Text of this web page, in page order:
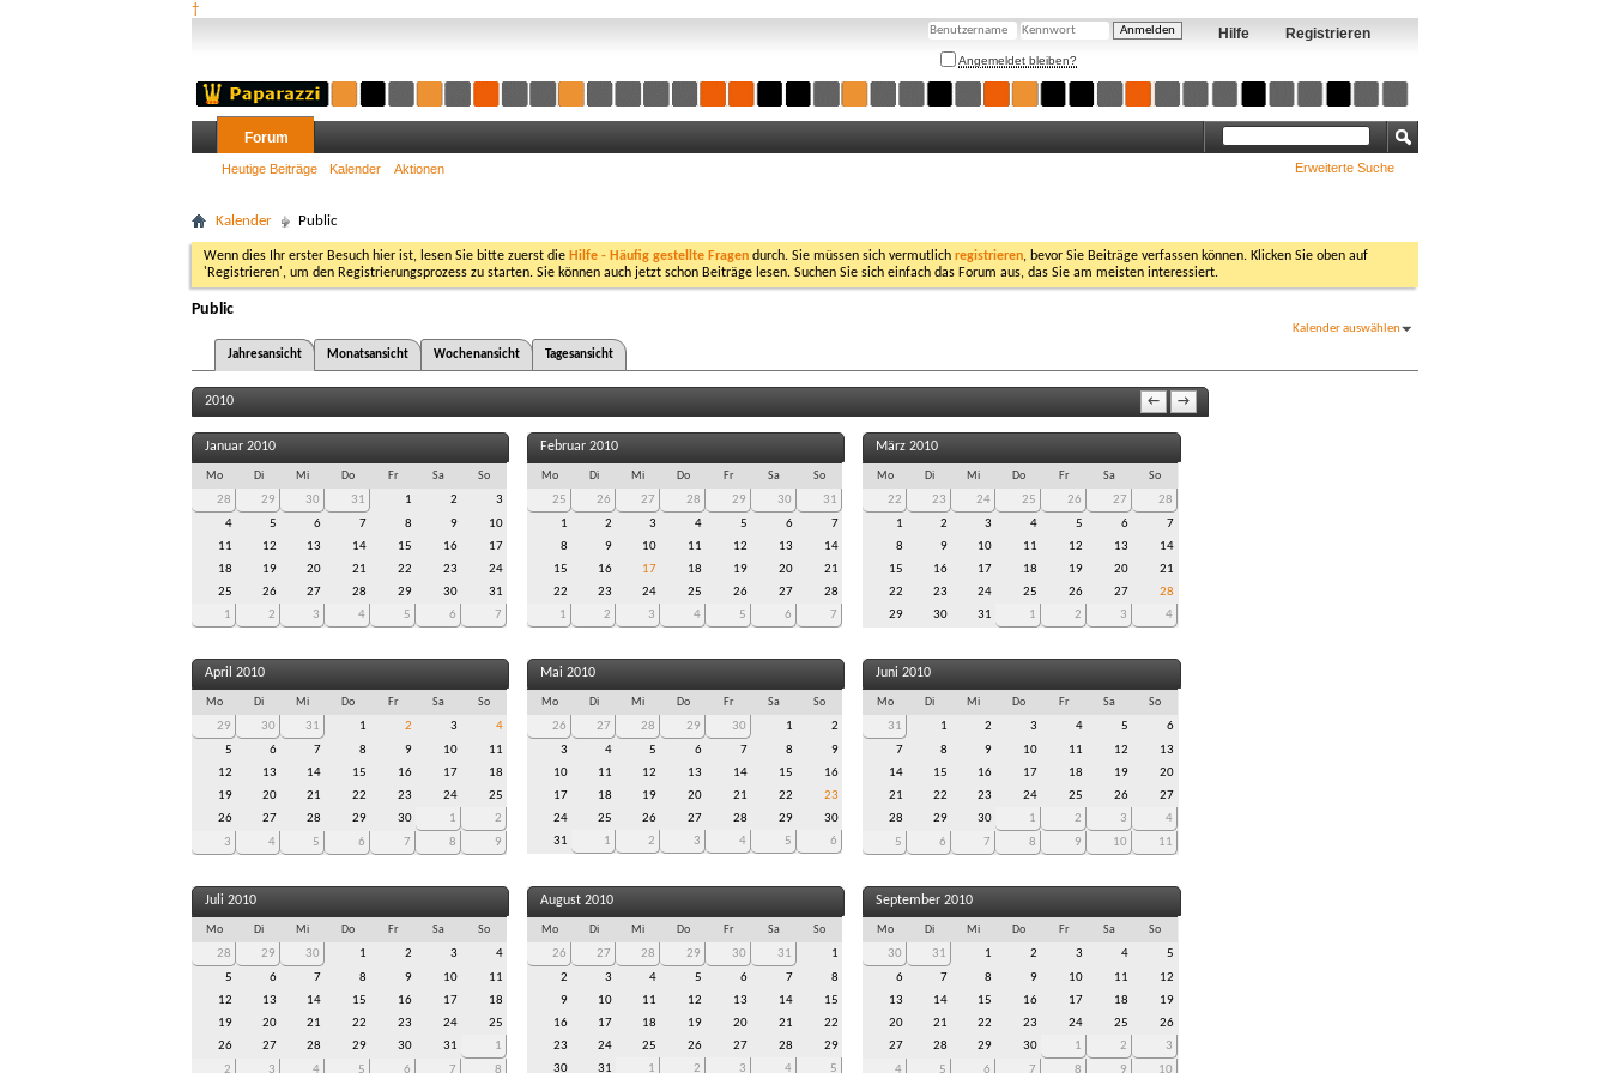
†
Registrieren
Hilfe
Angemeldet bleiben?
Forum
Heutige Beiträge Kalender Aktionen Erweiterte Suche
Kalender Public
Wenn dies Ihr erster Besuch hier ist, lesen Sie bitte zuerst die Hilfe - Häufig gestellte Fragen durch. Sie müssen sich vermutlich registrieren, bevor Sie Beiträge verfassen können. Klicken Sie oben auf
'Registrieren', um den Registrierungsprozess zu starten. Sie können auch jetzt schon Beiträge lesen. Suchen Sie sich einfach das Forum aus, das Sie am meisten interessiert.
Public
Kalender auswählen
Jahresansicht
Monatsansicht Wochenansicht Tagesansicht
← →
2010
Januar 2010
Mo Di Mi Do Fr Sa So
28 29 30 31 1 2
3
4
5 6 7 8 9
10
11
12 13 14 15 16
17
18
19 20 21 22 23
24
25
26 27 28 29 30
31
1
2 3 4 5 6 7
Februar 2010
Mo Di Mi Do Fr Sa So
25 26 27 28 29 30
31
1
2 3 4 5 6
7
8
9 10 11 12 13
14
15
16 17 18 19 20
21
22
23 24 25 26 27
28
1
2 3 4 5 6 7
März 2010
Mo Di Mi Do Fr Sa So
22 23 24 25 26 27
28
1
2 3 4 5 6
7
8
9 10 11 12 13
14
15
16 17 18 19 20
21
22
23 24 25 26 27
28
29
30 31 1 2 3 4
April 2010
Mo Di Mi Do Fr Sa So
29 30 31 1 2 3
4
5
6 7 8 9 10
11
12
13 14 15 16 17
18
19
20 21 22 23 24
25
26
27 28 29 30 1
2
3
4 5 6 7 8 9
Mai 2010
Mo Di Mi Do Fr Sa So
26 27 28 29 30 1
2
3
4 5 6 7 8
9
10
11 12 13 14 15
16
17
18 19 20 21 22
23
24
25 26 27 28 29
30
31
1 2 3 4 5 6
Juni 2010
Mo Di Mi Do Fr Sa So
31 1 2 3 4 5
6
7
8 9 10 11 12
13
14
15 16 17 18 19
20
21
22 23 24 25 26
27
28
29 30 1 2 3
4
5
6 7 8 9 10 11
Juli 2010
Mo Di Mi Do Fr Sa So
28 29 30 1 2 3
4
5
6 7 8 9 10
11
12
13 14 15 16 17
18
19
20 21 22 23 24
25
26
27 28 29 30 31
1
2
3 4 5 6 7 8
August 2010
Mo Di Mi Do Fr Sa So
26 27 28 29 30 31
1
2
3 4 5 6 7
8
9
10 11 12 13 14
15
16
17 18 19 20 21
22
23
24 25 26 27 28
29
30
31 1 2 3 4 5
September 2010
Mo Di Mi Do Fr Sa So
30 31 1 2 3 4
5
6
7 8 9 10 11
12
13
14 15 16 17 18
19
20
21 22 23 24 25
26
27
28 29 30 1 2
3
4
5 6 7 8 9 10